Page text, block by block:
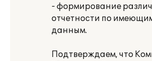
- формирование
отчетности по
данным.
Подтверждаем, что